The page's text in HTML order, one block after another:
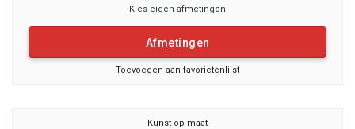
Kies eigen afmetingen
Afmetingen
Toevoegen aan favorietenlijst
Kunst op maat